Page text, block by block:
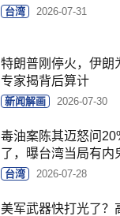
台湾 2026-07-31
特朗普刚停火，伊朗
专家揭背后算计
新闻解画 2026-07-30
毒油案陈其迈怒问
了，曝台湾当局有内
台湾 2026-07-28
美军武器快打光了？